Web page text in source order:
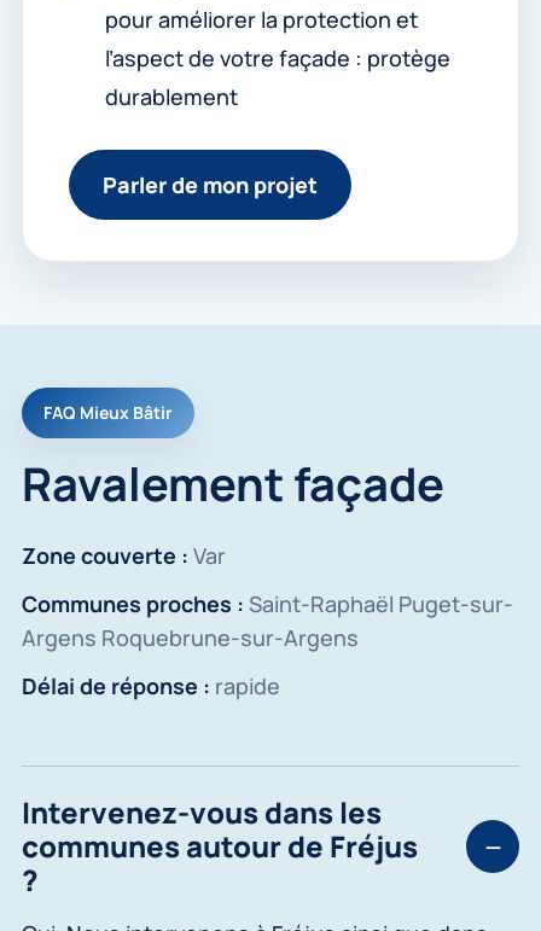
pour améliorer la protection et
l’aspect de votre façade : protège
durablement
Parler de mon projet
FAQ Mieux Bâtir
Ravalement façade
Zone couverte : Var
Communes proches : Saint-Raphaël Puget-sur-
Argens Roquebrune-sur-Argens
Délai de réponse : rapide
Intervenez-vous dans les
communes autour de Fréjus
?